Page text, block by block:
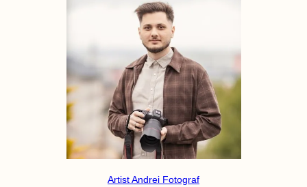
Artist Andrei Fotograf